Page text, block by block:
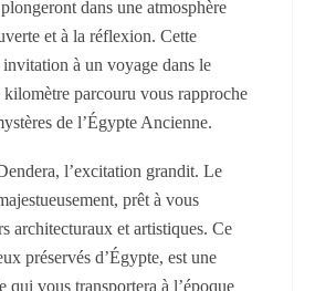
dans une atmosphère
et à la réflexion. Cette
à un voyage dans le
kilomètre parcouru vous rapproche
de l’Égypte Ancienne.
l’excitation grandit. Le
prêt à vous
architecturaux et artistiques. Ce
préservés d’Égypte, est une
qui vous transportera à l’époque